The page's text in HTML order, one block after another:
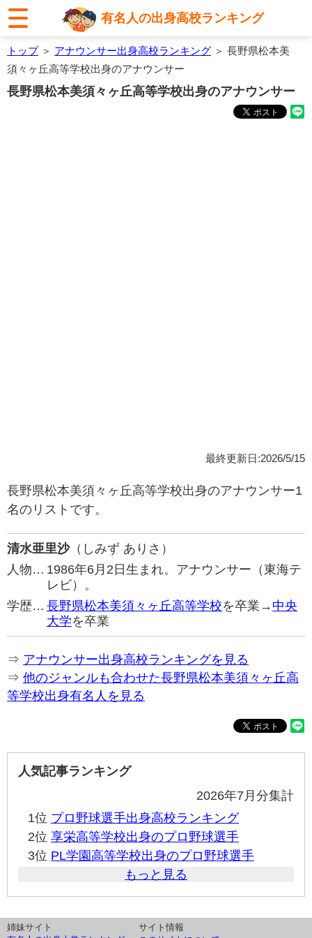
有名人の出身高校ランキング
トップ＞ アナウンサー出身高校ランキング ＞ 長野県松本美
須々ヶ丘高等学校出身のアナウンサー
長野県松本美須々ヶ丘高等学校出身のアナウンサー
最終更新日:2026/5/15
長野県松本美須々ヶ丘高等学校出身のアナウンサー1
名のリストです。
清水亜里沙（しみず ありさ）
人物… 1986年6月2日生まれ。アナウンサー（東海テ
レビ）。
学歴… 長野県松本美須々ヶ丘高等学校を卒業→ 中央
大学を卒業
⇒ アナウンサー出身高校ランキングを見る
⇒ 他のジャンルも合わせた長野県松本美須々ヶ丘高
等学校出身有名人を見る
人気記事ランキング
2026年7月分集計
1位 プロ野球選手出身高校ランキング
2位 享栄高等学校出身のプロ野球選手
3位 PL学園高等学校出身のプロ野球選手
もっと見る
姉妹サイト
サイト情報